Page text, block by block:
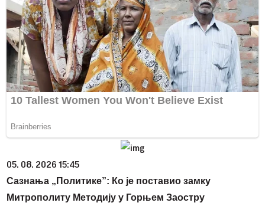
05. 08. 2026 15:45
Сазнања „Политике”: Ко је поставио замку
Митрополиту Методију у Горњем Заостру